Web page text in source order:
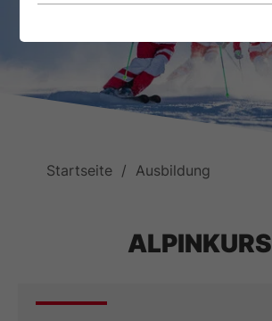
Startseite Ausbildung
ALPINKURS